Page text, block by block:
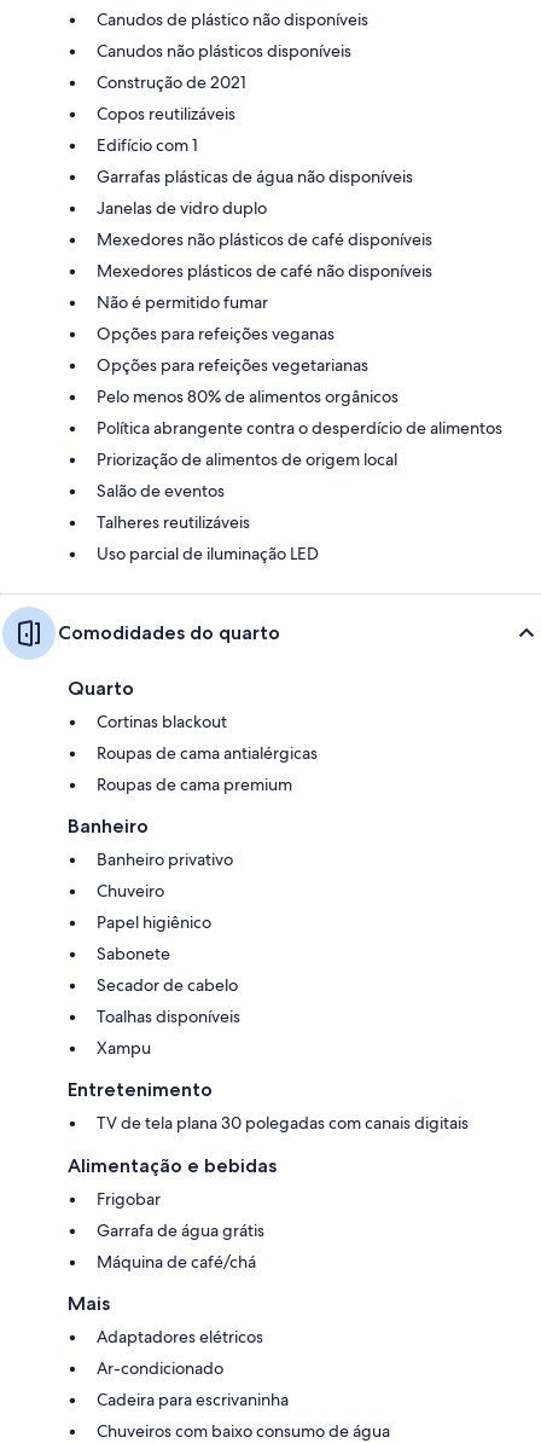
Canudos de plástico não disponíveis
Canudos não plásticos disponíveis
Construção de 2021
Copos reutilizáveis
Edifício com 1
Garrafas plásticas de água não disponíveis
Janelas de vidro duplo
Mexedores não plásticos de café disponíveis
Mexedores plásticos de café não disponíveis
Não é permitido fumar
Opções para refeições veganas
Opções para refeições vegetarianas
Pelo menos 80% de alimentos orgânicos
Política abrangente contra o desperdício de alimentos
Priorização de alimentos de origem local
Salão de eventos
Talheres reutilizáveis
Uso parcial de iluminação LED
Comodidades do quarto
Quarto
Cortinas blackout
Roupas de cama antialérgicas
Roupas de cama premium
Banheiro
Banheiro privativo
Chuveiro
Papel higiênico
Sabonete
Secador de cabelo
Toalhas disponíveis
Xampu
Entretenimento
TV de tela plana 30 polegadas com canais digitais
Alimentação e bebidas
Frigobar
Garrafa de água grátis
Máquina de café/chá
Mais
Adaptadores elétricos
Ar-condicionado
Cadeira para escrivaninha
Chuveiros com baixo consumo de água